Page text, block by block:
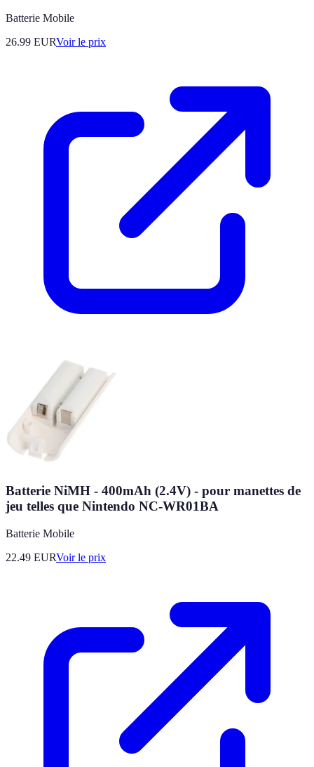
Batterie Mobile
26.99 EURVoir le prix
Batterie NiMH - 400mAh (2.4V) - pour manettes de
jeu telles que Nintendo NC-WR01BA
Batterie Mobile
22.49 EURVoir le prix